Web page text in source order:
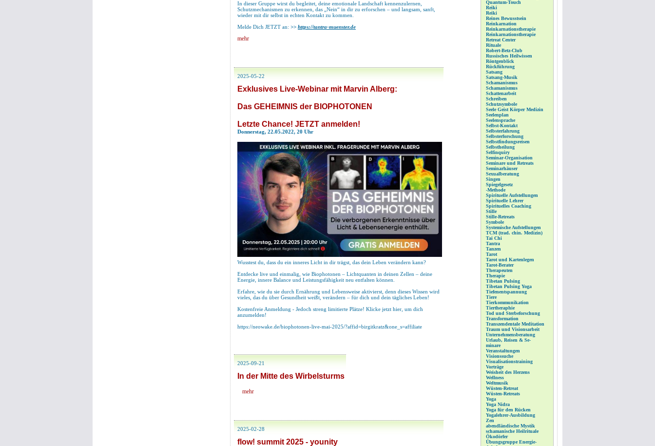
In dieser Gruppe wirst du begleitet, deine emotionale Landschaft kennenzulernen,
Schutzmechanismen zu erkennen, das „Nein“ in dir zu erforschen – und langsam, sanft,
wieder mit dir selbst in echten Kontakt zu kommen.
Melde Dich JETZT an: >> https://tantra-muenster.de
mehr
2025-05-22
Exklusives Live-Webinar mit Marvin Alberg:
Das GEHEIMNIS der BIOPHOTONEN
Letzte Chance! JETZT anmelden!
Donnerstag, 22.05.2022, 20 Uhr
Wusstest du, dass du ein inneres Licht in dir trägst, das dein Leben verändern kann?
Entdecke live und einmalig, wie Biophotonen – Lichtquanten in deinen Zellen – deine
Energie, innere Balance und Leistungsfähigkeit neu entfalten können.
Erfahre, wie du sie durch Ernährung und Lebensweise aktivierst, denn dieses Wissen wird
vieles, das du über Gesundheit weißt, verändern – für dich und dein tägliches Leben!
Kostenfreie Anmeldung - Jedoch streng limitierte Plätze! Klicke jetzt hier, um dich
anzumelden!
https://neowake.de/biophotonen-live-mai-2025/?affid=birgitkratz&one_s=affiliate
2025-09-21
In der Mitte des Wirbelsturms
mehr
2025-02-28
flow! summit 2025 - younity
Quantum-Touch
Reiki
Reiki
Reines Bewusstsein
Reinkarnation
Reinkarnationstherapie
Reinkarnationstherapie
Retreat Center
Rituale
Robert-Betz-Club
Russisches Heilwissen
Röntgenblick
Rückführung
Satsang
Satsang-Musik
Schamanismus
Schamanismus
Schattenarbeit
Schreiben
Schutzsymbole
Seele Geist Körper Medizin
Seelenplan
Seelensprache
Selbst-Kontakt
Selbsterfahrung
Selbsterforschung
Selbstfindungsreisen
Selbstheilung
Selfinquiry
Seminar-Organisation
Seminare und Retreats
Seminarhäuser
Sexualberatung
Singen
Spiegelgesetz
-Methode
Spirituelle Aufstellungen
Spirituelle Lehrer
Spirituelles Coaching
Stille
Stille-Retreats
Symbole
Systemische Aufstellungen
TCM (trad. chin. Medizin)
Tai Chi
Tantra
Tanzen
Tarot
Tarot und Kartenlegen
Tarot-Berater
Therapeuten
Therapie
Tibetan Pulsing
Tibetan Pulsing Yoga
Tiefenentspannung
Tiere
Tierkommunikation
Tiertheraphie
Tod und Sterbeforschung
Transformation
Transzendentale Meditation
Traum und Visionsarbeit
Unternehmensberatung
Urlaub, Reisen & Se-
minare
Veranstaltungen
Visionssuche
Visualisationstraining
Vorträge
Weisheit des Herzens
Wellness
Weltmusik
Wüsten-Retreat
Wüsten-Retreats
Yoga
Yoga Nidra
Yoga für den Rücken
Yogalehrer-Ausbildung
Zen
abendländische Mystik
schamanische Heilrituale
Ökodörfer
Übungsgruppe Energie-